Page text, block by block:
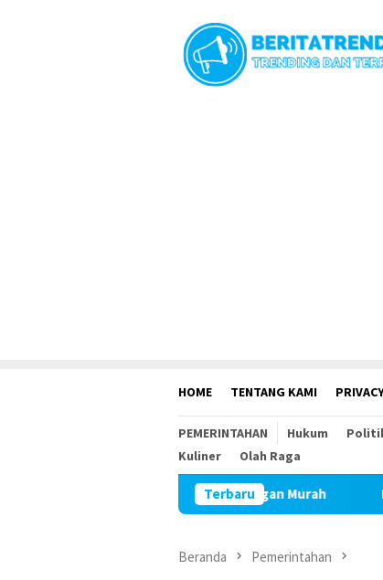
HOME TENTANG KAMI
PEMERINTAHAN Hukum
Kuliner
Olah Raga
Terbaru
dalam Gerakan Pangan Murah Perum Bulog
Beranda Pemerintahan